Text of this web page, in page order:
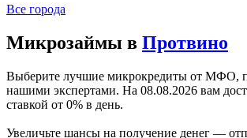
Все города
Микрозаймы в Протвино
Выберите лучшие микрокредиты от МФО,
нашими экспертами. На 08.08.2026 вам
ставкой от 0% в день.
Увеличьте шансы на получение денег —